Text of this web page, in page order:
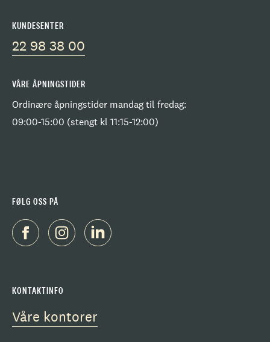
KUNDESENTER
22 98 38 00
VÅRE ÅPNINGSTIDER
Ordinære åpningstider mandag til fredag:
09:00-15:00 (stengt kl 11:15-12:00)
FØLG OSS PÅ
KONTAKTINFO
Våre kontorer